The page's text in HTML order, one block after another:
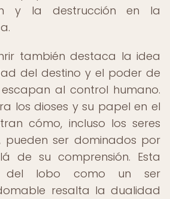
y la destrucción en la
también destaca la idea
del destino y el poder de
al control humano.
los dioses y su papel en el
cómo, incluso los seres
pueden ser dominados por
de su comprensión. Esta
del lobo como un ser
resalta la dualidad